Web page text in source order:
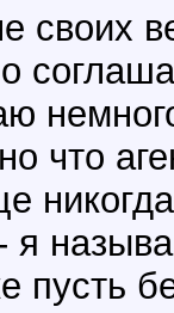
своих
что
я
пусть